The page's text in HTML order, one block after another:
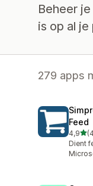
Beheer
is op al je
279 apps
Feed
4,9
4349
Dient